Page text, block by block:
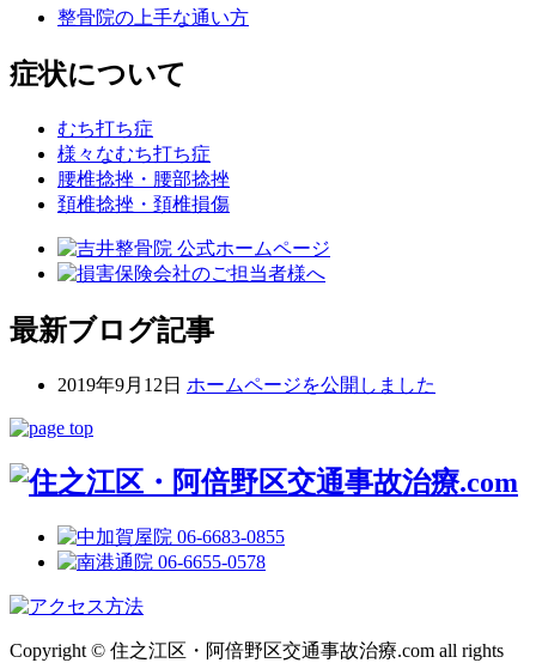
整骨院の上手な通い方
症状について
むち打ち症
様々なむち打ち症
腰椎捻挫・腰部捻挫
頚椎捻挫・頚椎損傷
最新ブログ記事
2019年9月12日 ホームページを公開しました
Copyright © 住之江区・阿倍野区交通事故治療.com all rights